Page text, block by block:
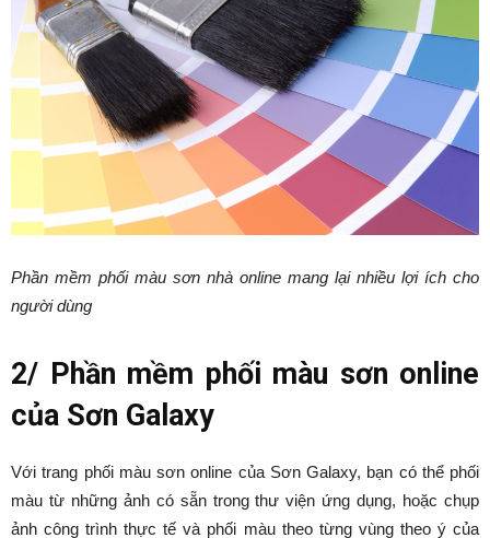
Phần mềm phối màu sơn nhà online mang lại nhiều lợi ích cho
người dùng
2/ Phần mềm phối màu sơn online
của Sơn Galaxy
Với trang phối màu sơn online của Sơn Galaxy, bạn có thể phối
màu từ những ảnh có sẵn trong thư viện ứng dụng, hoặc chụp
ảnh công trình thực tế và phối màu theo từng vùng theo ý của